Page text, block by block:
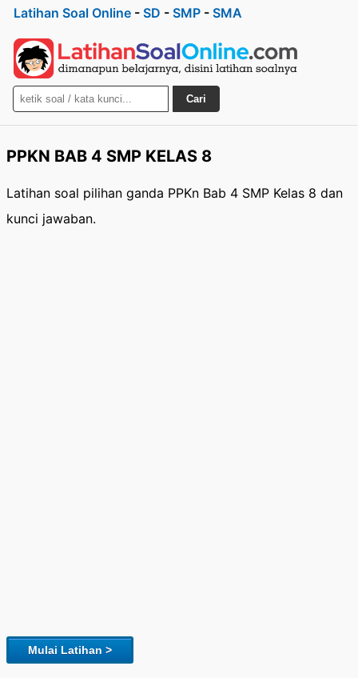
Latihan Soal Online - SD - SMP - SMA
Cari
PPKN BAB 4 SMP KELAS 8
Latihan soal pilihan ganda PPKn Bab 4 SMP Kelas 8 dan
kunci jawaban.
Mulai Latihan >